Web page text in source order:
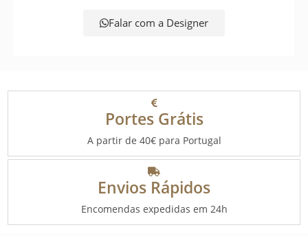
Falar com a Designer
Portes Grátis
A partir de 40€ para Portugal
Envios Rápidos
Encomendas expedidas em 24h